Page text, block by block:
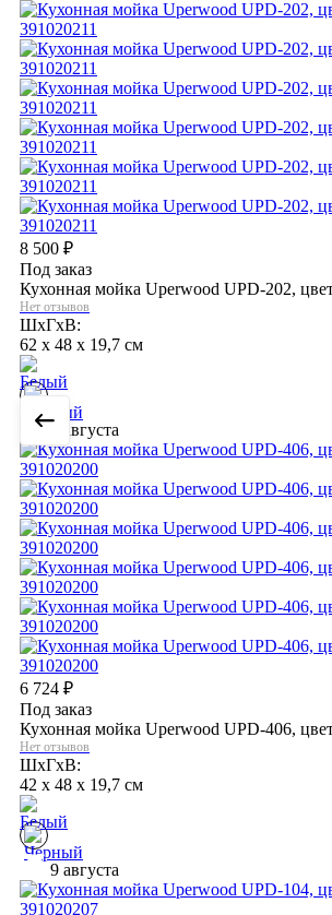
8 500 ₽
Под заказ
Кухонная мойка Uperwood UPD-202,
Нет отзывов
ШхГхВ:
62 x 48 x 19,7 см
9 августа
6 724 ₽
Под заказ
Кухонная мойка Uperwood UPD-406,
Нет отзывов
ШхГхВ:
42 x 48 x 19,7 см
9 августа